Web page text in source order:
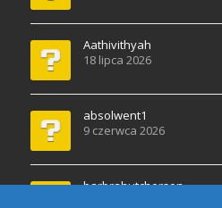
Aathivithyah
18 lipca 2026
absolwent1
9 czerwca 2026
barbrahutcherson